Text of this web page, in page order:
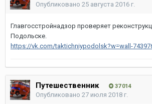
Опубликовано 25 августа 2016 г.
Главгосстройнадзор проверяет
Подольске.
https://vk.com/taktichniypodolsk?w=wall-
Путешественник 37 014
Опубликовано 27 июля 2018 г.